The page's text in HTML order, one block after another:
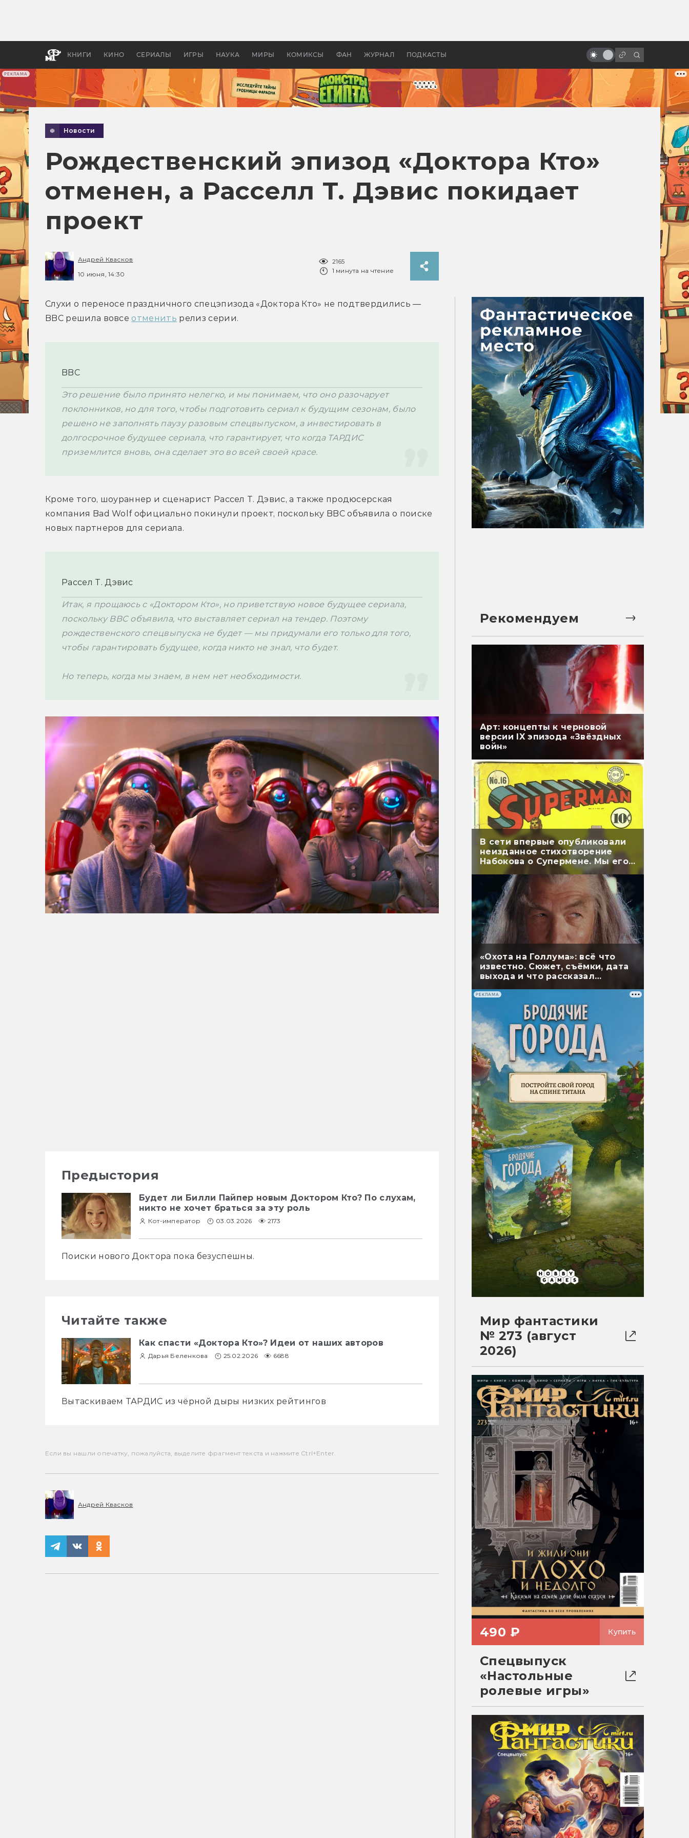
РЕКЛАМА
КНИГИ КИНО СЕРИАЛЫ ИГРЫ НАУКА МИРЫ КОМИКСЫ ФАН ЖУРНАЛ ПОДКАСТЫ
апокалипсис, в России —
бы «Властелина колец»
«Люди Икс»: всё о фильмах серии
Новости
Рождественский эпизод «Доктора Кто»
отменен, а Расселл Т. Дэвис покидает
проект
Андрей Квасков
10 июня, 14:30
2165
1 минута на чтение
Слухи о переносе
BBC решила вовсе отменить релиз серии.
BBC
Это решение было принято нелегко, и мы понимаем, что оно разочарует
поклонников, но для того, чтобы подготовить сериал к будущим сезонам, было
решено не заполнять паузу разовым спецвыпуском, а инвестировать в
долгосрочное будущее сериала, что гарантирует, что когда ТАРДИС
приземлится вновь, она сделает это во всей своей красе.
Кроме того, шоураннер и сценарист Рассел Т. Дэвис, а также продюсерская
компания Bad Wolf официально покинули проект, поскольку BBC объявила о поиске
новых партнеров для сериала.
Рассел Т. Дэвис
Итак, я прощаюсь с «Доктором Кто», но приветствую новое будущее сериала,
поскольку BBC объявила, что выставляет сериал на тендер. Поэтому
рождественского спецвыпуска не будет — мы придумали его только для того,
чтобы гарантировать будущее, когда никто не знал, что будет.
Но теперь, когда мы знаем, в нем нет необходимости.
Предыстория
Будет ли Билли Пайпер новым Доктором Кто? По слухам,
никто не хочет браться за эту роль
Кот-император 03.03.2026 2173
Поиски нового Доктора пока безуспешны.
Читайте также
Как спасти «Доктора Кто»? Идеи от наших авторов
Дарья Беленкова 25.02.2026 6688
Вытаскиваем ТАРДИС из чёрной дыры низких рейтингов
Если вы нашли опечатку, пожалуйста, выделите фрагмент текста и нажмите Ctrl+Enter.
Андрей Квасков
Рекомендуем
Арт: концепты к черновой
версии IX эпизода «Звёздных
войн»
В сети впервые опубликовали
неизданное стихотворение
Набокова о Супермене. Мы его
перевели
«Охота на Голлума»: всё что
известно. Сюжет, съёмки, дата
выхода и что рассказал
РЕКЛАМА
Мир фантастики
№ 273 (август
2026)
490 ₽ Купить
Спецвыпуск
«Настольные
ролевые игры»